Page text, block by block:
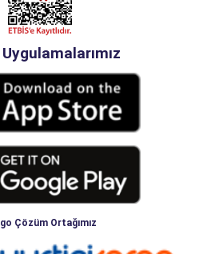
Çözüm Ortağımız